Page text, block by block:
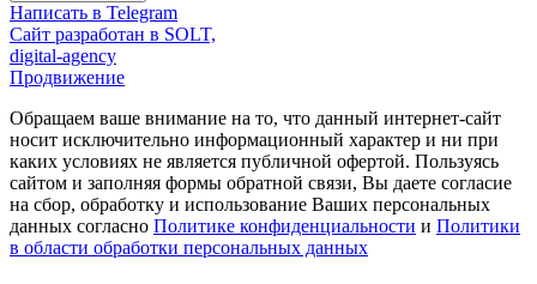
Написать в Telegram
Сайт разработан в SOLT,
digital-agency
Продвижение
Обращаем ваше внимание на то, что данный интернет-сайт
носит исключительно информационный характер и ни при
каких условиях не является публичной офертой. Пользуясь
сайтом и заполняя формы обратной связи, Вы даете согласие
на сбор, обработку и использование Ваших персональных
данных согласно Политике конфиденциальности и Политики
в области обработки персональных данных